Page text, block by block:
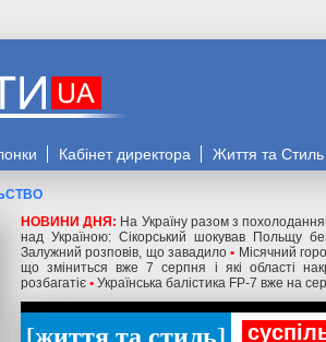
Кабінет директора Життя та Стиль
НОВИНИ ДНЯ: На Україну разом з
над Україною: Сікорський шокував Польщу
Залужний розповів, що завадило • Місячний
що зміниться вже 7 серпня і які області
розбагатіє • Українська балістика FP-7 вже на